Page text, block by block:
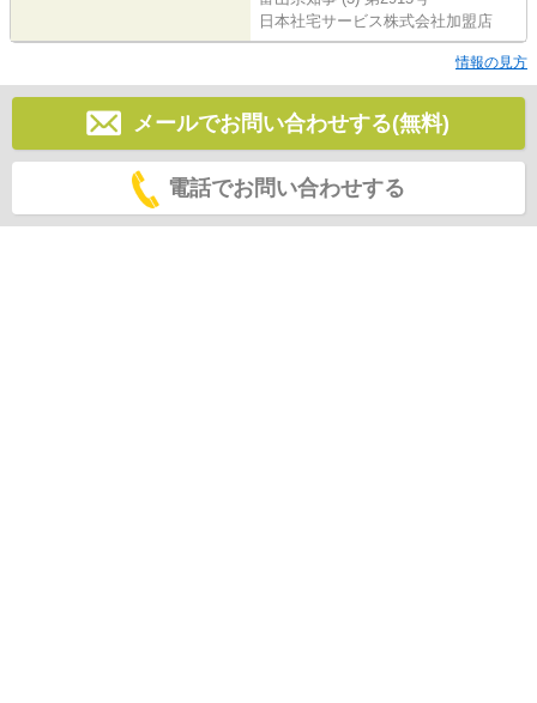
日本社宅サービス株式会社加盟店
情報の見方
メールでお問い合わせする(無料)
電話でお問い合わせする